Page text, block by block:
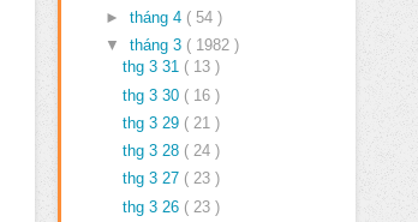
► tháng 4 ( 54 )
▼ tháng 3 ( 1982 )
thg 3 31 ( 13 )
thg 3 30 ( 16 )
thg 3 29 ( 21 )
thg 3 28 ( 24 )
thg 3 27 ( 23 )
thg 3 26 ( 23 )